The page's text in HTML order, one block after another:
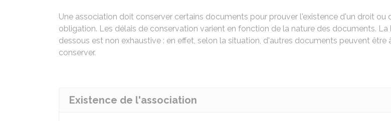
Une association doit conserver certains documents pour prouver l'existence d'un droit ou
obligation. Les délais de conservation varient en fonction de la nature des documents. La
dessous est non exhaustive : en effet, selon la situation, d'autres documents peuvent être
conserver.
Existence de l'association